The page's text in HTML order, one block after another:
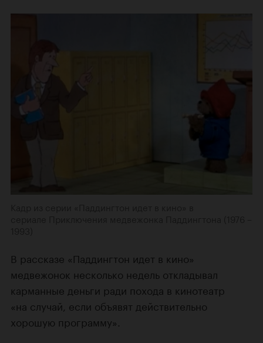
В рассказе «Паддингтон идет в кино»
медвежонок несколько недель откладывал
карманные деньги ради похода в кинотеатр
«на случай, если объявят действительно
хорошую программу».